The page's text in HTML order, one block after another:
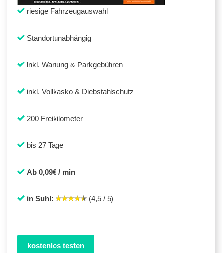
riesige Fahrzeugauswahl
Standortunabhängig
inkl. Wartung & Parkgebühren
inkl. Vollkasko & Diebstahlschutz
200 Freikilometer
bis 27 Tage
Ab 0,09€ / min
in Suhl: (4,5 / 5)
kostenlos testen